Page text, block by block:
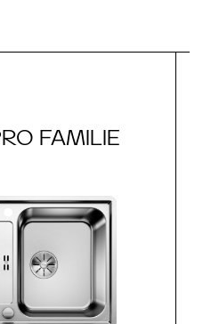
FAMILIE